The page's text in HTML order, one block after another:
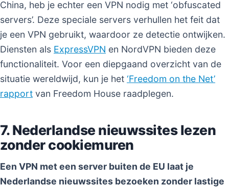
China, heb je echter een VPN nodig met ‘obfuscated
servers’. Deze speciale servers verhullen het feit dat
je een VPN gebruikt, waardoor ze detectie ontwijken.
Diensten als ExpressVPN en NordVPN bieden deze
functionaliteit. Voor een diepgaand overzicht van de
situatie wereldwijd, kun je het ‘Freedom on the Net’
rapport van Freedom House raadplegen.
7. Nederlandse nieuwssites lezen
zonder cookiemuren
Een VPN met een server buiten de EU laat je
Nederlandse nieuwssites bezoeken zonder lastige